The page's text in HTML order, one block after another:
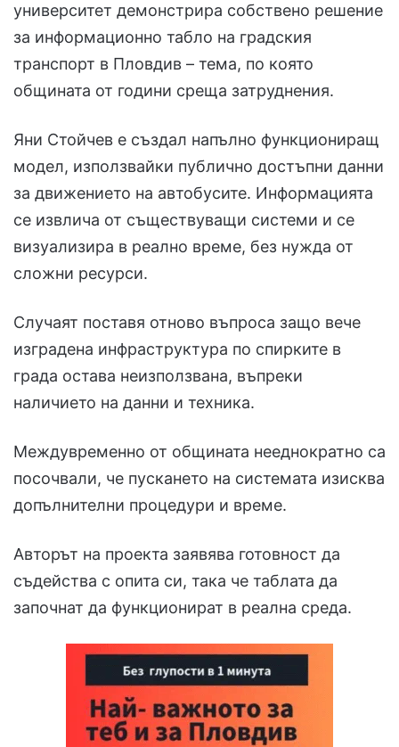
университет демонстрира собствено решение
за информационно табло на градския
транспорт в Пловдив – тема, по която
общината от години среща затруднения.
Яни Стойчев е създал напълно функциониращ
модел, използвайки публично достъпни данни
за движението на автобусите. Информацията
се извлича от съществуващи системи и се
визуализира в реално време, без нужда от
сложни ресурси.
Случаят поставя отново въпроса защо вече
изградена инфраструктура по спирките в
града остава неизползвана, въпреки
наличието на данни и техника.
Междувременно от общината нееднократно са
посочвали, че пускането на системата изисква
допълнителни процедури и време.
Авторът на проекта заявява готовност да
съдейства с опита си, така че таблата да
започнат да функционират в реална среда.